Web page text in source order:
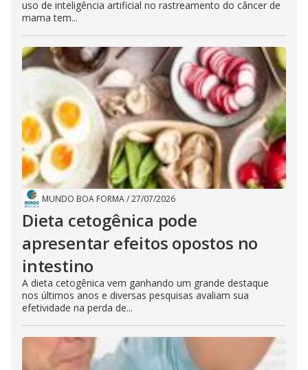
uso de inteligência artificial no rastreamento do câncer de
mama tem...
MUNDO BOA FORMA/27/07/2026
Dieta cetogênica pode
apresentar efeitos opostos no
intestino
A dieta cetogênica vem ganhando um grande destaque
nos últimos anos e diversas pesquisas avaliam sua
efetividade na perda de...